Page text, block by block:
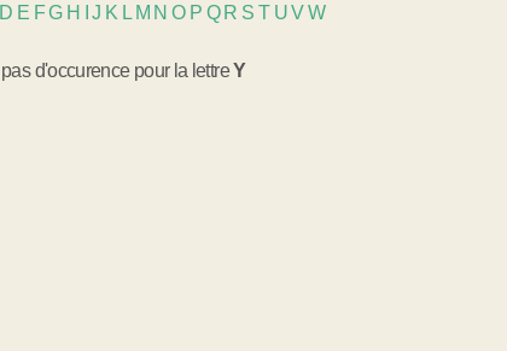
D E FG H IJ K L M NO P Q R S T UVW
pas d'occurence pour la lettreY